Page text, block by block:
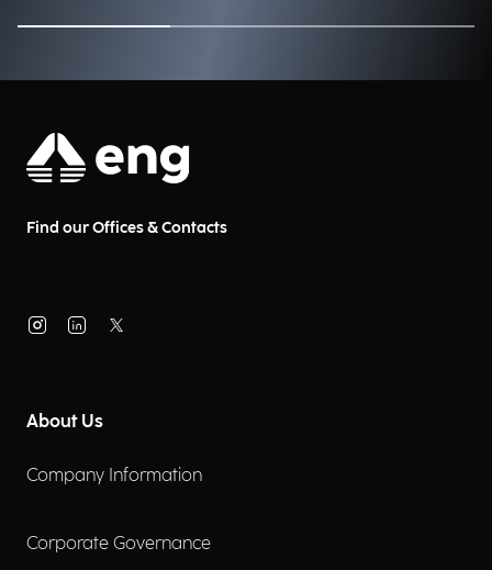
Find our Offices & Contacts
About Us
Company Information
Corporate Governance